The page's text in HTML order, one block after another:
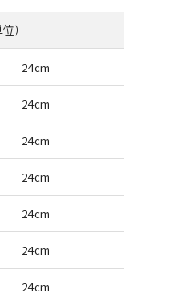
）
24cm
24cm
24cm
24cm
24cm
24cm
24cm